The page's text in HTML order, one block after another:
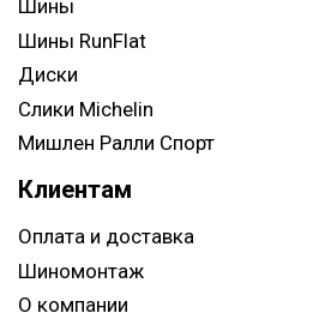
Шины
Шины RunFlat
Диски
Слики Michelin
Мишлен Ралли Спорт
Клиентам
Оплата и доставка
Шиномонтаж
О компании